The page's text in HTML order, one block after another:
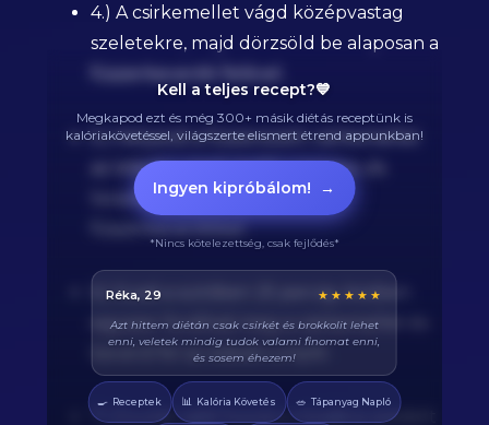
4.) A csirkemellet vágd középvastag
szeletekre, majd dörzsöld be alaposan a
5.) Helyezd a fűszerezett csirkemellet
az édeskrumpli mellé a tepsire, és
locsold meg a maradék
fűszerkeverékkel.
6.) Süsd a sütőben 25 percig, közben
egyszer fordítsd meg a csirkemellet és
keverd fel az édeskrumplit.
7.) Ezután add hozzá a rózsákra szedett
Kell a teljes recept?💙
Megkapod ezt és még 300+ másik diétás receptünk is
kalóriakövetéssel, világszerte elismert étrend appunkban!
Ingyen kipróbálom! →
*Nincs kötelezettség, csak fejlődés*
Balázs, 38 ★★★★★
Végre tudom pontosan mennyi fehérjét eszem
naponta. A kaloriaszámláló sokat segít, előtte
össze-vissza zabáltam...
🍳 Receptek 📊 Kalória Követés 🥗 Tápanyag Napló